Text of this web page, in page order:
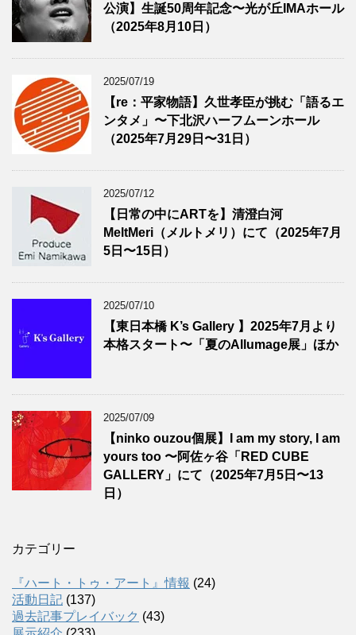
公演】生誕50周年記念〜光が丘IMAホール
（2025年8月10日）
2025/07/19
【re：平家物語】久世孝臣が挑む「語るエ
ンタメ」〜下北沢ハーフムーンホール
（2025年7月29日〜31日）
2025/07/12
【日常の中にARTを】清澄白河
MeltMeri（メルトメリ）にて（2025年7月
5日〜15日）
2025/07/10
【東日本橋 K’s Gallery 】2025年7月より
本格スタート〜「夏のAllumage展」ほか
2025/07/09
【ninko ouzou個展】I am my story, I am
yours too 〜阿佐ヶ谷「RED CUBE
GALLERY」にて（2025年7月5日〜13
日）
カテゴリー
『ハート・トゥ・アート』情報 (24)
活動日記 (137)
過去記事プレイバック (43)